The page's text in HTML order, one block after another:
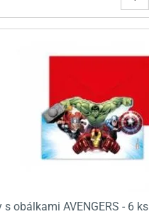
s obálkami AVENGERS - 6 ks